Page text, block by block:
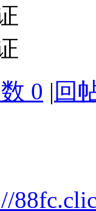
0 | 回